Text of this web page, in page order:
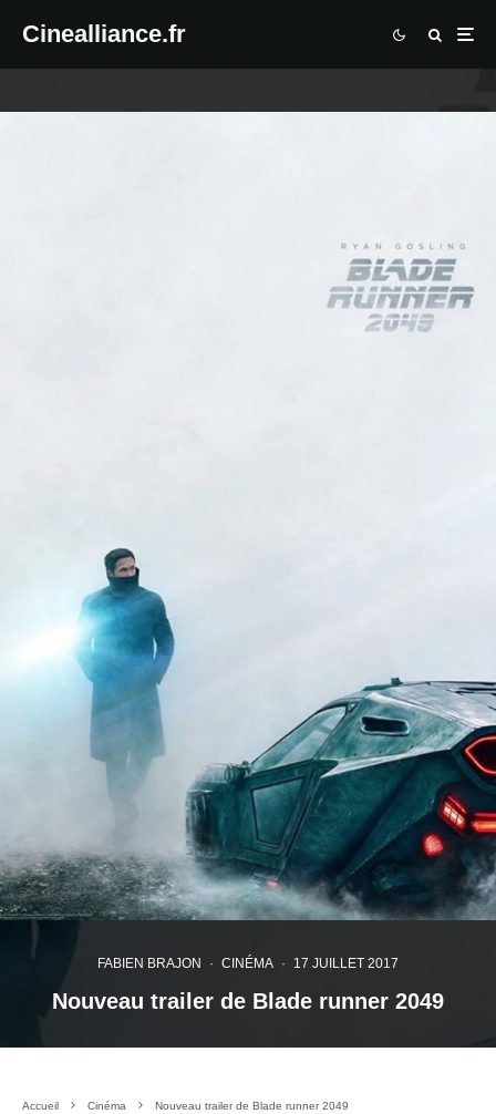
Cinealliance.fr
FABIEN BRAJON · CINÉMA · 17 JUILLET 2017
Nouveau trailer de Blade runner 2049
Accueil Cinéma Nouveau trailer de Blade runner 2049